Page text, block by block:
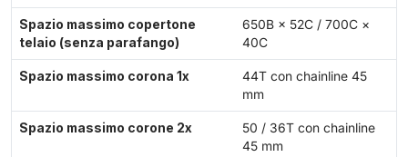
Spazio massimo copertone
telaio (senza parafango)
650B × 52C / 700C ×
40C
Spazio massimo corona 1x
44T con chainline 45
mm
Spazio massimo corone 2x
50 / 36T con chainline
45 mm